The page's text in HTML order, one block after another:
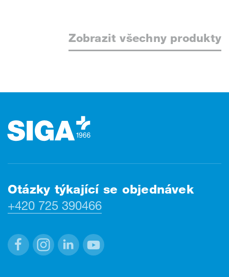
Zobrazit všechny produkty
Otázky týkající se objednávek
+420 725 390466